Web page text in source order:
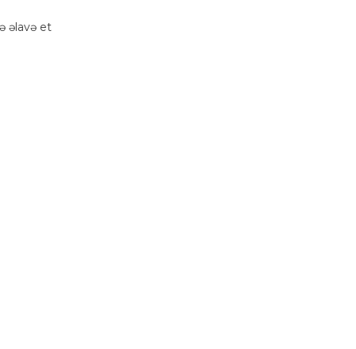
əlavə et